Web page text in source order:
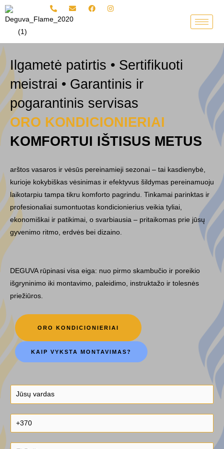
Pereiti
prie
turinio
Ilgametė patirtis • Sertifikuoti
meistrai • Garantinis ir
pogarantinis servisas
ORO KONDICIONIERIAI
KOMFORTUI IŠTISUS METUS
arštos vasaros ir vėsūs pereinamieji sezonai – tai kasdienybė,
kurioje kokybiškas vėsinimas ir efektyvus šildymas pereinamuoju
laikotarpiu tampa tikru komforto pagrindu. Tinkamai parinktas ir
profesionaliai sumontuotas kondicionierius veikia tyliai,
ekonomiškai ir patikimai, o svarbiausia – pritaikomas prie jūsų
gyvenimo ritmo, erdvės bei dizaino.
DEGUVA rūpinasi visa eiga: nuo pirmo skambučio ir poreikio
išgryninimo iki montavimo, paleidimo, instruktažo ir tolesnės
priežiūros.
ORO KONDICIONIERIAI
KAIP VYKSTA MONTAVIMAS?
ū
s
v
e
l